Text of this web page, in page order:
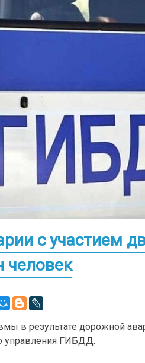
с участием
человек
в результате дорожной
управления ГИБДД.